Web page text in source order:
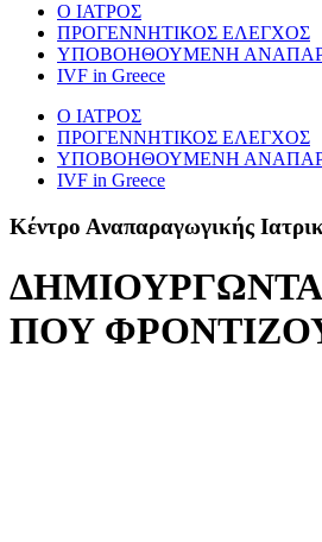
Ο ΙΑΤΡΟΣ
ΠΡΟΓΕNNΗΤΙΚΟΣ ΕΛΕΓΧΟΣ
ΥΠΟΒΟΗΘΟΥΜΕΝΗ
IVF in Greece
Ο ΙΑΤΡΟΣ
ΠΡΟΓΕNNΗΤΙΚΟΣ ΕΛΕΓΧΟΣ
ΥΠΟΒΟΗΘΟΥΜΕΝΗ
IVF in Greece
Κέντρο Αναπαραγωγικής
ΠΟΥ